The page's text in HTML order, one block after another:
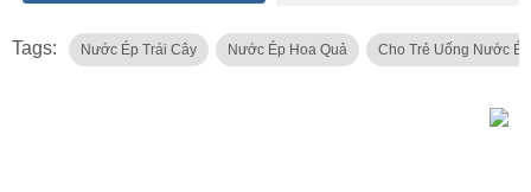
Tags: Nước Ép Trái Cây Nước Ép Hoa Quả Cho Trẻ Uống Nước